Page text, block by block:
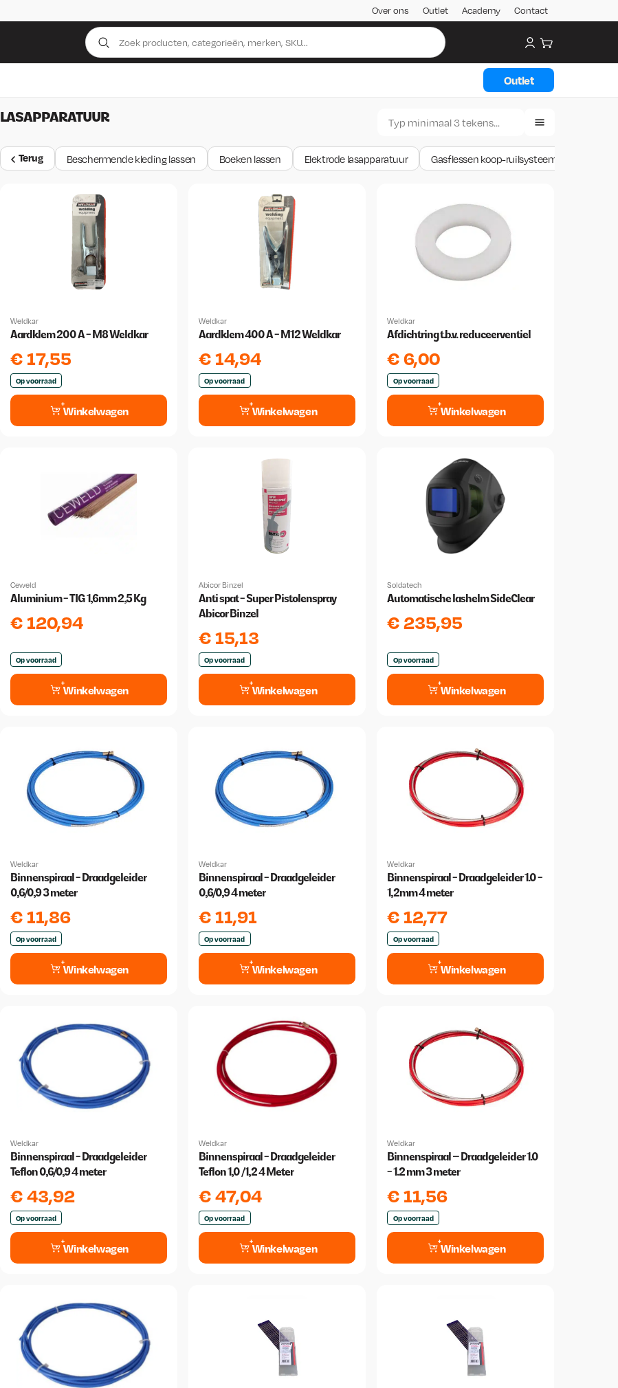
Over ons Outlet Academy Contact
My account
Winkelwagen
Outlet
LASAPPARATUUR
Terug Beschermende kleding lassen Boeken lassen Elektrode lasapparatuur Gasflessen koop-ruilsysteem SuperGas
Weldkar
Aardklem 200 A - M8 Weldkar
€17,55
Op voorraad
Winkelwagen
Weldkar
Aardklem 400 A - M12 Weldkar
€14,94
Op voorraad
Winkelwagen
Weldkar
Afdichtring t.b.v. reduceerventiel
€6,00
Op voorraad
Winkelwagen
Ceweld
Aluminium - TIG 1,6mm 2,5 Kg
€120,94
Op voorraad
Winkelwagen
Abicor Binzel
Anti spat - Super Pistolenspray
Abicor Binzel
€15,13
Op voorraad
Winkelwagen
Soldatech
Automatische lashelm SideClear
€235,95
Op voorraad
Winkelwagen
Weldkar
Binnenspiraal - Draadgeleider
0,6/0,9 3 meter
€11,86
Op voorraad
Winkelwagen
Weldkar
Binnenspiraal - Draadgeleider
0,6/0,9 4 meter
€11,91
Op voorraad
Winkelwagen
Weldkar
Binnenspiraal - Draadgeleider 1.0 -
1,2mm 4 meter
€12,77
Op voorraad
Winkelwagen
Weldkar
Binnenspiraal - Draadgeleider
Teflon 0,6/0,9 4 meter
€43,92
Op voorraad
Winkelwagen
Weldkar
Binnenspiraal - Draadgeleider
Teflon 1,0 /1,2 4 Meter
€47,04
Op voorraad
Winkelwagen
Weldkar
Binnenspiraal – Draadgeleider 1.0
- 1.2 mm 3 meter
€11,56
Op voorraad
Winkelwagen